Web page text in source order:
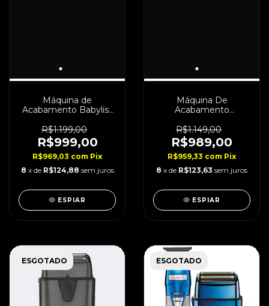
Máquina de
Acabamento Babyliss
R$1.199,00
R$999,00
R$969,03 com Pix
8 x de R$124,88 sem juros
ESPIAR
Máquina De
Acabamento
Boost+ Bivolt
R$1.149,00
R$989,00
R$959,33 com Pix
8 x de R$123,63 sem juros
ESPIAR
ESGOTADO ESGOTADO